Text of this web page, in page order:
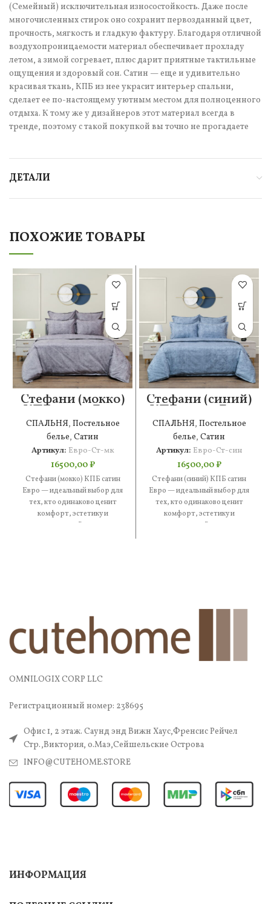
(Семейный) исключительная износостойкость. Даже после
многочисленных стирок оно сохранит первозданный цвет,
прочность, мягкость и гладкую фактуру. Благодаря отличной
воздухопроницаемости материал обеспечивает прохладу
летом, а зимой согревает, плюс дарит приятные тактильные
ощущения и здоровый сон. Сатин — еще и удивительно
красивая ткань, КПБ из нее украсит интерьер спальни,
сделает ее по-настоящему уютным местом для полноценного
отдыха. К тому же у дизайнеров этот материал всегда в
тренде, поэтому с такой покупкой вы точно не прогадаете
ДЕТАЛИ
ПОХОЖИЕ ТОВАРЫ
Стефани (мокко)
КПБ сатин Евро
СПАЛЬНЯ, Постельное
белье, Сатин
Артикул: Евро-Ст-мк
16500,00₽
Стефани (мокко) КПБ сатин
Евро — идеальный выбор для
тех, кто одинаково ценит
комфорт, эстетику и
практичность. В составе —
Стефани (синий)
КПБ сатин Евро
СПАЛЬНЯ, Постельное
белье, Сатин
Артикул: Евро-Ст-син
16500,00₽
Стефани (синий) КПБ сатин
Евро — идеальный выбор для
тех, кто одинаково ценит
комфорт, эстетику и
практичность. В составе —
OMNILOGIX CORP LLC
Регистрационный номер: 238695
Офис 1, 2 этаж. Саунд энд Вижн Хаус,Френсис Рейчел
Стр.,Виктория, о.Маэ,Сейшельские Острова
INFO@CUTEHOME.STORE
ИНФОРМАЦИЯ